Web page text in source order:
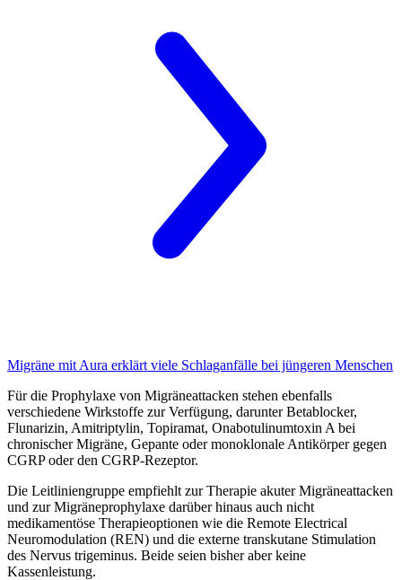
Migräne mit Aura erklärt viele Schlaganfälle bei jüngeren Menschen
Für die Prophylaxe von Migräneattacken stehen ebenfalls
verschiedene Wirkstoffe zur Verfügung, darunter Betablocker,
Flunarizin, Amitriptylin, Topiramat, Onabotulinumtoxin A bei
chronischer Migräne, Gepante oder monoklonale Antikörper gegen
CGRP oder den CGRP-Rezeptor.
Die Leitliniengruppe empfiehlt zur Therapie akuter Migräneattacken
und zur Migräneprophylaxe darüber hinaus auch nicht
medikamentöse Therapieoptionen wie die Remote Electrical
Neuromodulation (REN) und die externe transkutane Stimulation
des Nervus trigeminus. Beide seien bisher aber keine
Kassenleistung.